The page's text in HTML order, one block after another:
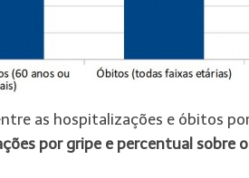
as hospitalizações e óbitos
por gripe e percentual sobre